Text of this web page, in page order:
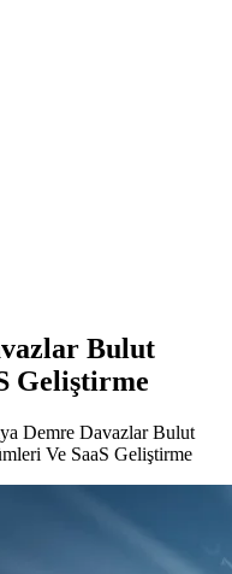
Bulut
Geliştirme
Demre Davazlar Bulut
Ve SaaS Geliştirme